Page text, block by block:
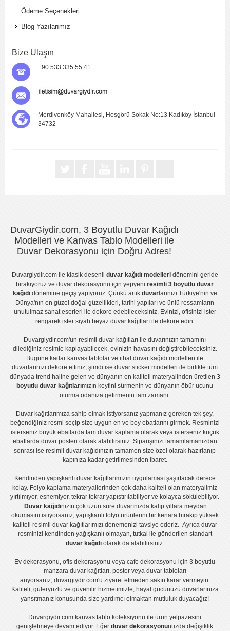
Ödeme Seçenekleri
Blog Yazılarımız
Bize Ulaşın
+90 533 335 55 41
Merdivenköy Mahallesi, Hoşgörü Sokak No:13 Kadıköy İstanbul
34732
DuvarGiydir.com, 3 Boyutlu Duvar Kağıdı
Modelleri ve Kanvas Tablo Modelleri ile
Duvar Dekorasyonu için Doğru Adres!
Duvargiydir.comile klasik desenli duvar kağıdı modelleridönemini geride
bırakıyoruz veduvar dekorasyonu için yepyeniresimli 3 boyutlu duvar
kağıdıdönemine geçiş yapıyoruz. Çünkü artık duvarlarınızı Türkiye'nin ve
Dünya'nın en güzel doğal güzellikleri, tarihi yapıları ve ünlü ressamların
unutulmaz sanat eserleri ile dekore edebileceksiniz. Evinizi, ofisinizi ister
rengarek ister siyah beyaz duvar kağıtlarıile dekore edin.
Duvargiydir.com'unresimli duvar kağıtları ile duvarınızın tamamını
dilediğiniz resimle kaplayabilecek, evinizin havasını değiştirebileceksiniz.
Bugüne kadar kanvas tablo lar veithal duvar kağıdı modelleri ile
duvarlarınızı dekore ettiniz, şimdi iseduvar sticker modelleri ile birlikte tüm
dünyada trend haline gelen ve dünyanın en kaliteli materyalinden üretilen 3
boyutlu duvar kağıtlarımızın keyfini sürmenin ve dünyanın öbür ucunu
oturma odanıza getirmenin tam zamanı.
Duvar kağıtlarımıza sahip olmak istiyorsanız yapmanız gereken tek şey,
beğendiğiniz resmi seçip size uygun en ve boy ebatlarını girmek. Resminizi
isterseniz büyük ebatlarda tam duvar kaplamaolarak veya isterseniz küçük
ebatlarda duvar posteri olarak alabilirsiniz. Siparişinizi tamamlamanızdan
sonrası iseresimli duvar kağıdınızın tamamen size özel olarak hazırlanıp
kapınıza kadar getirilmesinden ibaret.
Kendinden yapışkanlı duvar kağıtlarımızın uygulamasışaşırtacak derece
kolay. Folyo kaplama materyallerinden çok daha kaliteli olanmateryalimiz
yırtılmıyor, esnemiyor, tekrar tekrar yapıştırılabiliyor ve kolayca sökülebiliyor.
Duvar kağıdınızın çok uzun süre duvarınızda kalıp yıllara meydan
okumasını istiyorsanız, yapışkanlı folyoürünlerini bir kenara bırakıp yüksek
kaliteli resimli duvar kağıtlarımızı denemenizi tavsiye ederiz. Ayrıca duvar
resminizi kendinden yağışkanlı olmayan, tutkal ile gönderilen standart
duvar kağıdıolarak da alabilirsiniz.
Ev dekorasyonu,ofis dekorasyonu veyacafe dekorasyonu için3 boyutlu
manzara duvar kağıtları, posterveya duvar tabloları
arıyorsanız, duvargiydir.com'u ziyaret etmeden sakın karar vermeyin.
Kaliteli, güleryüzlü ve güvenilir hizmetimizle, hayal gücünüzü duvarlarınıza
yansıtmanız konusunda size yardımcı olmaktan mutluluk duyacağız!
Duvargiydir.com kanvas tablo koleksiyonu ile ürün yelpazesini
genişletmeye devam ediyor. Eğerduvar dekorasyonunuzda değişiklik